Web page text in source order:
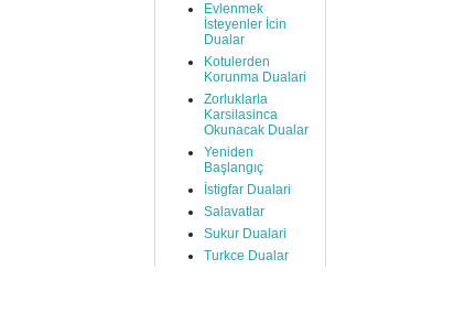
Evlenmek
İsteyenler İcin
Dualar
Kotulerden
Korunma Dualari
Zorluklarla
Karsilasinca
Okunacak Dualar
Yeniden
Başlangıç
İstigfar Dualari
Salavatlar
Sukur Dualari
Turkce Dualar